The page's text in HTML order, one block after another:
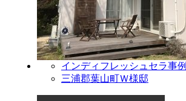
インディフレッシュセラ事例
三浦郡葉山町Ｗ様邸